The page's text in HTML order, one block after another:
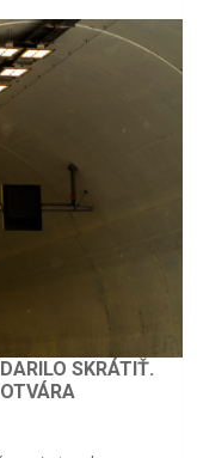
SKRÁTIŤ.